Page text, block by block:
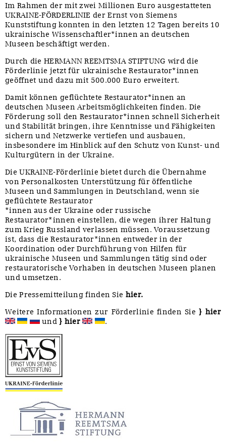
Im Rahmen der mit zwei Millionen Euro ausgestatteten
UKRAINE-FÖRDERLINIE der Ernst von Siemens
Kunststiftung konnten in den letzten 12 Tagen bereits 10
ukrainische Wissenschaftler*innen an deutschen
Museen beschäftigt werden.
Durch die HERMANN REEMTSMA STIFTUNG wird die
Förderlinie jetzt für ukrainische Restaurator*innen
geöffnet und dazu mit 500.000 Euro erweitert.
Damit können geflüchtete Restaurator*innen an
deutschen Museen Arbeitsmöglichkeiten finden. Die
Förderung soll den Restaurator*innen schnell Sicherheit
und Stabilität bringen, ihre Kenntnisse und Fähigkeiten
sichern und Netzwerke vertiefen und ausbauen,
insbesondere im Hinblick auf den Schutz von Kunst- und
Kulturgütern in der Ukraine.
Die UKRAINE-Förderlinie bietet durch die Übernahme
von Personalkosten Unterstützung für öffentliche
Museen und Sammlungen in Deutschland, wenn sie
geflüchtete Restaurator
*innen aus der Ukraine oder russische
Restaurator*innen einstellen, die wegen ihrer Haltung
zum Krieg Russland verlassen müssen. Voraussetzung
ist, dass die Restaurator*innen entweder in der
Koordination oder Durchführung von Hilfen für
ukrainische Museen und Sammlungen tätig sind oder
restauratorische Vorhaben in deutschen Museen planen
und umsetzen.
Die Pressemitteilung finden Sie hier.
Weitere Informationen zur Förderlinie finden Sie} hier
und} hier .